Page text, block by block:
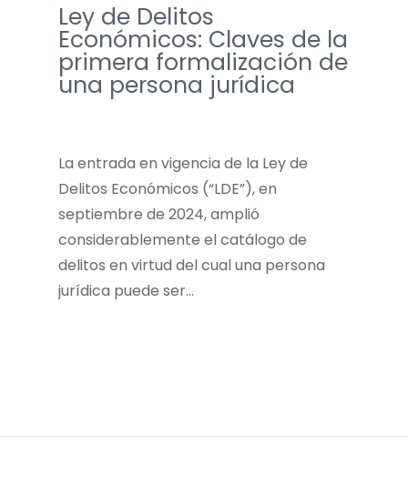
Ley de Delitos
Económicos: Claves de la
primera formalización de
una persona jurídica
La entrada en vigencia de la Ley de
Delitos Económicos (“LDE”), en
septiembre de 2024, amplió
considerablemente el catálogo de
delitos en virtud del cual una persona
jurídica puede ser…